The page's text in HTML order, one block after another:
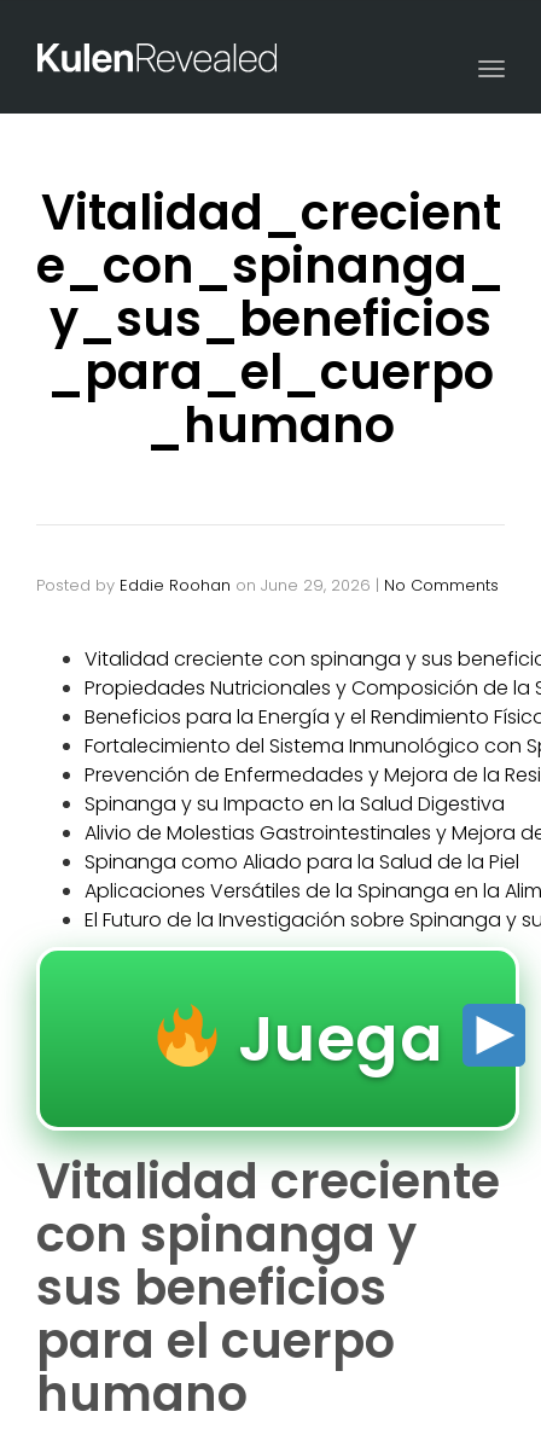
Vitalidad_crecient
e_con_spinanga_
y_sus_beneficios
_para_el_cuerpo
_humano
Posted by Eddie Roohan on June 29, 2026 | No Comments
Vitalidad creciente con spinanga y sus
Propiedades Nutricionales y Composición de la
Beneficios para la Energía y el Rendimiento
Fortalecimiento del Sistema Inmunológico con
Prevención de Enfermedades y Mejora de la
Spinanga y su Impacto en la Salud Digestiva
Alivio de Molestias Gastrointestinales y Mejora
Spinanga como Aliado para la Salud de la Piel
Aplicaciones Versátiles de la Spinanga en la
El Futuro de la Investigación sobre Spinanga y
Juega
Vitalidad creciente
con spinanga y
sus beneficios
para el cuerpo
humano